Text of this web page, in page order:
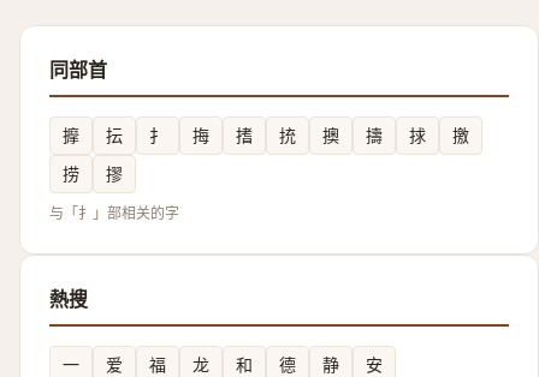
同部首
擵 抎 扌 挴 搘 㧤 擙 擣 捄
撽
捞
摎
与「扌」部相关的字
熱搜
一 爱 福 龙 和 德 静 安